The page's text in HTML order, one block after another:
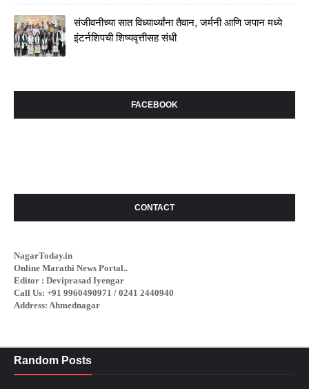
संजीवनीच्या सात विध्यार्थ्यांना तैवान, जर्मनी आणि जपान मध्ये
इंटर्नशिपची शिष्यवृत्तीसह संधी
FACEBOOK
CONTACT
NagarToday.in
Online Marathi News Portal..
Editor : Deviprasad Iyengar
Call Us: +91 9960490971 / 0241 2440940
Address: Ahmednagar
Random Posts